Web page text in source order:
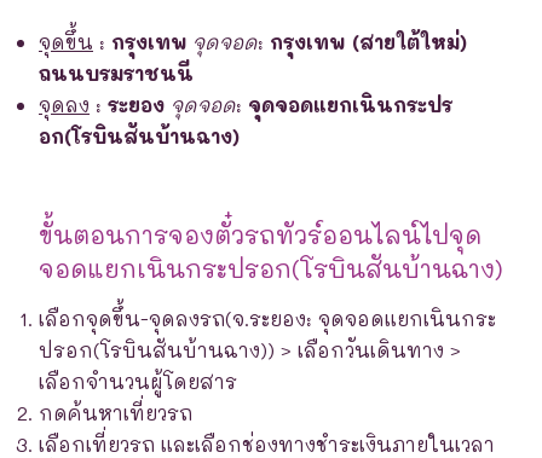
จุดขึ้น : กรุงเทพ จุดจอด: กรุงเทพ (สายใต้ใหม่)
ถนนบรมราชนนี
จุดลง : ระยอง จุดจอด: จุดจอดแยกเนินกระปร
อก(โรบินสันบ้านฉาง)
ขั้นตอนการจองตั๋วรถทัวร์ออนไลน์ไปจุด
จอดแยกเนินกระปรอก(โรบินสันบ้านฉาง)
เลือกจุดขึ้น-จุดลงรถ(จ.ระยอง: จุดจอดแยกเนินกระ
ปรอก(โรบินสันบ้านฉาง)) > เลือกวันเดินทาง >
เลือกจำนวนผู้โดยสาร
กดค้นหาเที่ยวรถ
เลือกเที่ยวรถ และเลือกช่องทางชำระเงินภายในเวลา